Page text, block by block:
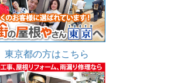
東京都の方はこちら